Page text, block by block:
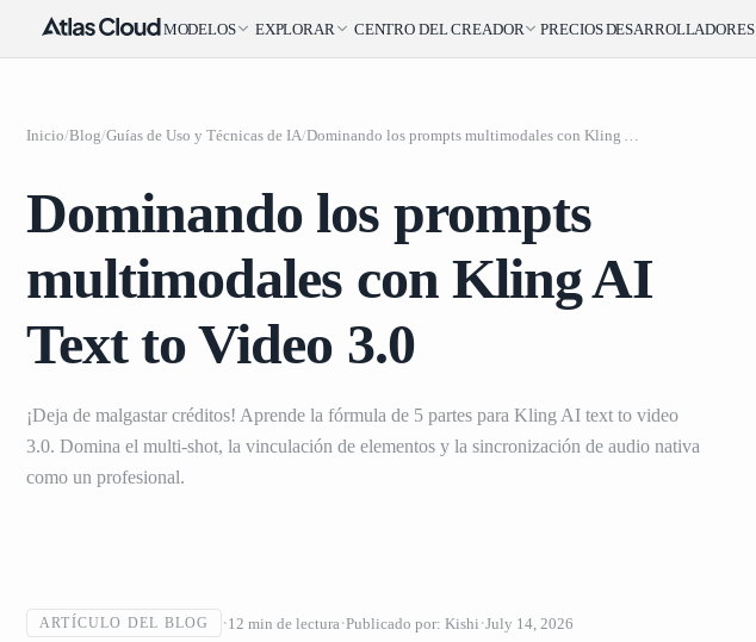
MODELOS EXPLORAR CENTRO DEL CREADOR PRECIOSDESARROLLADORES
Inicio/Blog/Guías de Uso y Técnicas de IA/ Dominando los prompts multimodales con Kling AI Text to Video 3.0
Dominando los prompts
multimodales con Kling AI
Text to Video 3.0
¡Deja de malgastar créditos! Aprende la fórmula de 5 partes para Kling AI text to video
3.0. Domina el multi-shot, la vinculación de elementos y la sincronización de audio nativa
como un profesional.
ARTÍCULO DEL BLOG 12 min de lectura Publicado por: Kishi July 14, 2026